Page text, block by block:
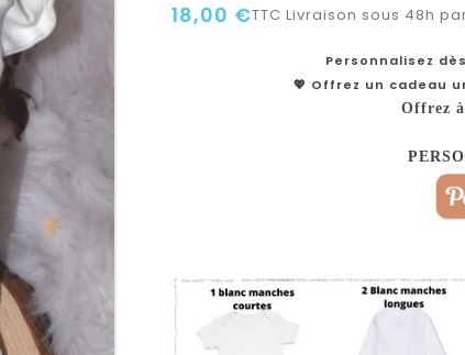
18,00 €TTC Livraison sous 48h
Personnalisez
💖 Offrez un cadeau
Offrez